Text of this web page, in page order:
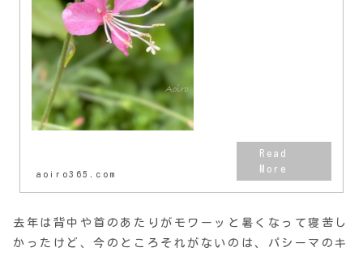
aoiro365.com
去年は背中や首のあたりがモワーッと暑くなって寝苦し
かったけど、今のところそれがないのは、パシーマのキ